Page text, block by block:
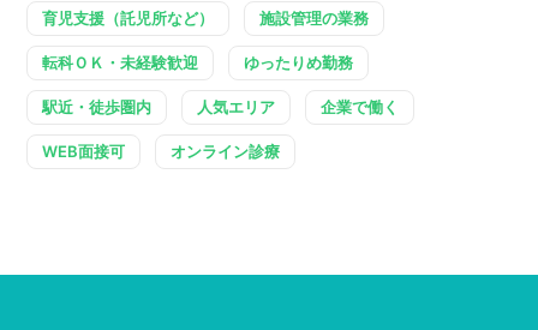
育児支援（託児所など） 施設管理の業務
転科ＯＫ・未経験歓迎 ゆったりめ勤務
駅近・徒歩圏内 人気エリア 企業で働く
WEB面接可 オンライン診療